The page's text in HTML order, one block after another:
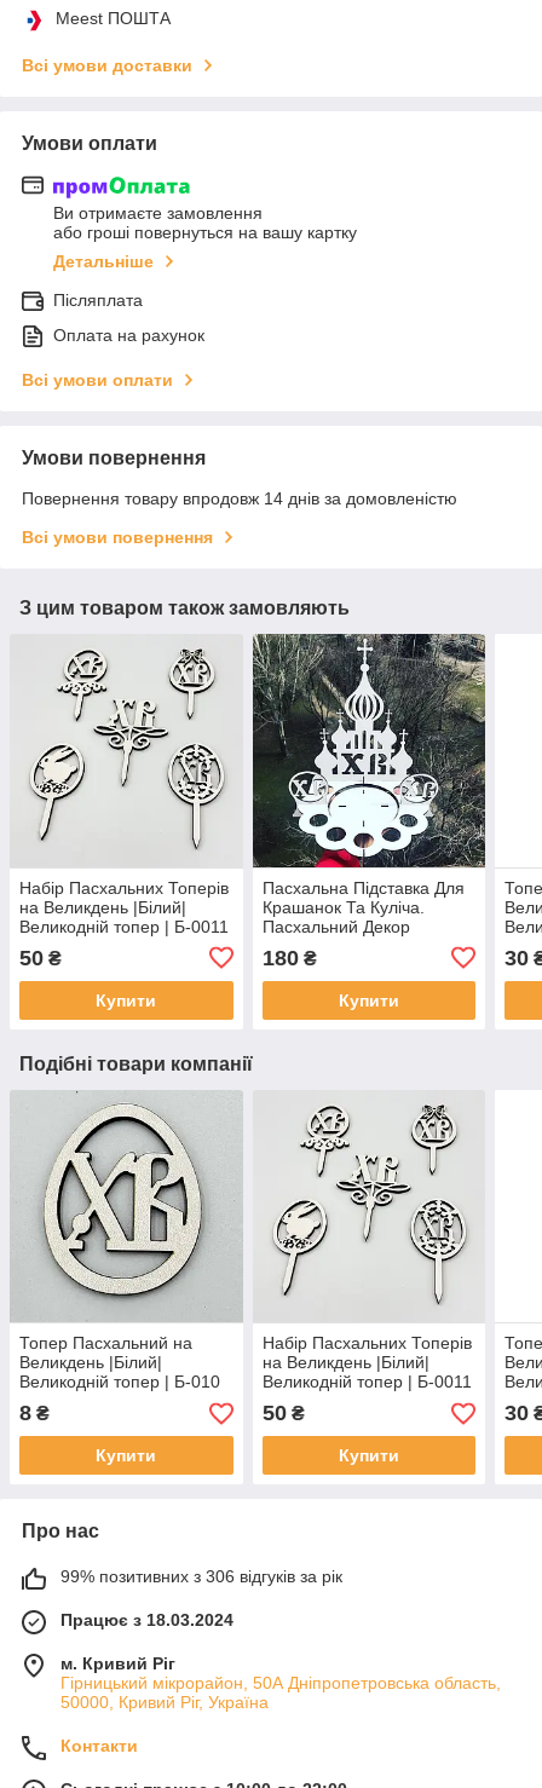
Meest ПОШТА
Всі умови доставки
Умови оплати
Ви отримаєте замовлення
або гроші повернуться на вашу картку
Детальніше
Післяплата
Оплата на рахунок
Всі умови оплати
Умови повернення
Повернення товару впродовж 14 днів за домовленістю
Всі умови повернення
З цим товаром також замовляють
Набір Пасхальних Топерів
на Великдень |Білий|
Великодній топер | Б-0011
50 ₴
Купити
Пасхальна Підставка Для
Крашанок Та Куліча.
Пасхальний Декор
180₴
Купити
30
Подібні товари компанії
Топер Пасхальний на
Великдень |Білий|
Великодній топер | Б-010
8 ₴
Купити
Набір Пасхальних Топерів
на Великдень |Білий|
Великодній топер | Б-0011
50₴
Купити
30
Про нас
99% позитивних з 306 відгуків за рік
Працює з 18.03.2024
м. Кривий Ріг
Гірницький мікрорайон, 50А Дніпропетровська область,
50000, Кривий Ріг, Україна
Контакти